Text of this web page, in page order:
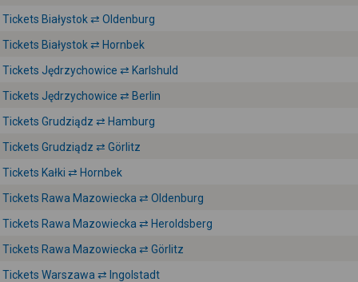
Tickets Białystok ⇄ Oldenburg
Tickets Białystok ⇄ Hornbek
Tickets Jędrzychowice ⇄ Karlshuld
Tickets Jędrzychowice ⇄ Berlin
Tickets Grudziądz ⇄ Hamburg
Tickets Grudziądz ⇄ Görlitz
Tickets Kałki ⇄ Hornbek
Tickets Rawa Mazowiecka ⇄ Oldenburg
Tickets Rawa Mazowiecka ⇄ Heroldsberg
Tickets Rawa Mazowiecka ⇄ Görlitz
Tickets Warszawa ⇄ Ingolstadt